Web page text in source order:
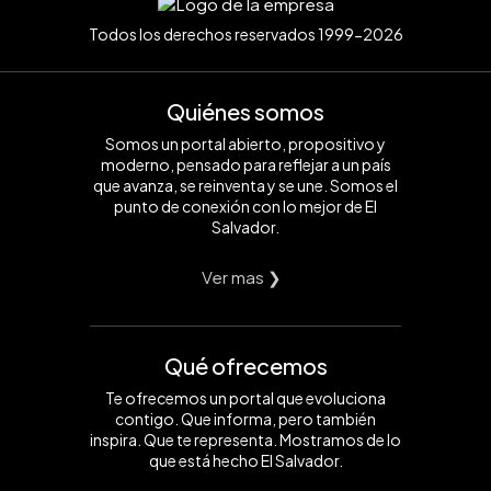
Todos los derechos reservados 1999-2026
Quiénes somos
Somos un portal abierto, propositivo y
moderno, pensado para reflejar a un país
que avanza, se reinventa y se une. Somos el
punto de conexión con lo mejor de El
Salvador.
Ver mas ❯
Qué ofrecemos
Te ofrecemos un portal que evoluciona
contigo. Que informa, pero también
inspira. Que te representa. Mostramos de lo
que está hecho El Salvador.